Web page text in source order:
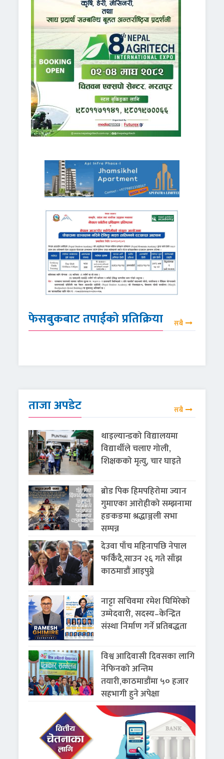
फेसबुकबाट तपाईको प्रतिक्रिया सबै
ताजा अपडेट सबै
थाइल्यान्डको विद्यालयमा
विद्यार्थीले चलाए गोली,
शिक्षकको मृत्यु, चार घाइते
ब्रोड पिक हिमपहिरोमा ज्यान
गुमाएका आरोहीको सम्झनामा
हङकङमा श्रद्धाञ्जली सभा
सम्पन्न
देउवा पाँच महिनापछि नेपाल
फर्किँदै,साउन २६ गते साँझ
काठमाडौं आइपुग्ने
नाट्टा सचिवमा रमेश घिमिरेको
उम्मेदवारी, सदस्य–केन्द्रित
संस्था निर्माण गर्ने प्रतिबद्धता
विश्व आदिवासी दिवसका लागि
नेफिनको अन्तिम
तयारी,काठमाडौंमा ५० हजार
सहभागी हुने अपेक्षा